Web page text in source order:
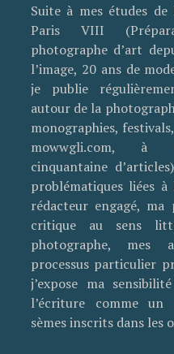
Suite à mes études
Paris VIII
photographe d’art
l’image, 20 ans de
je publie
autour de la
monographies,
mowwgli.com, à
cinquantaine
problématiques liées
rédacteur engagé,
critique au sens
photographe, mes
processus particulier
j’expose ma
l’écriture comme un
sèmes inscrits dans les